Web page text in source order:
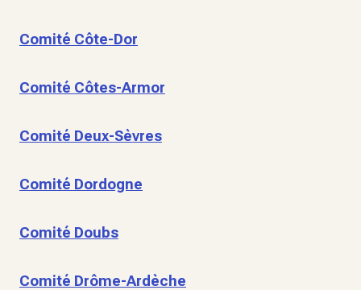
Comité Côte-Dor
Comité Côtes-Armor
Comité Deux-Sèvres
Comité Dordogne
Comité Doubs
Comité Drôme-Ardèche